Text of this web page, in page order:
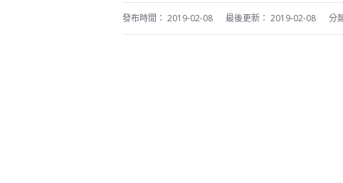
發布時間： 2019-02-08 最後更新： 2019-02-08 分